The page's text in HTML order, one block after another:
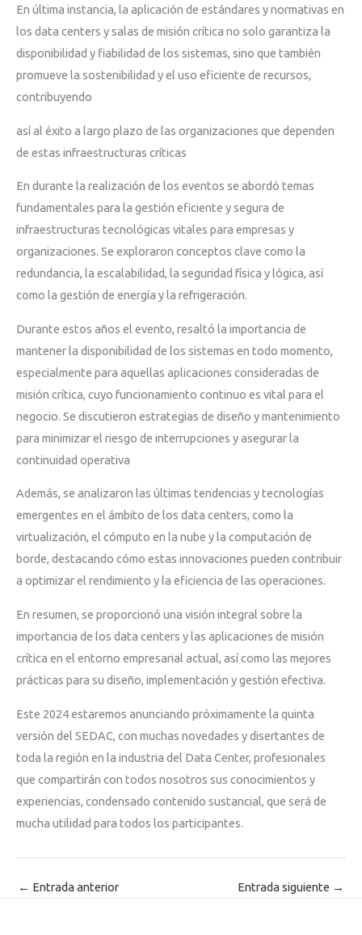
En última instancia, la aplicación de estándares y normativas en
los data centers y salas de misión crítica no solo garantiza la
disponibilidad y fiabilidad de los sistemas, sino que también
promueve la sostenibilidad y el uso eficiente de recursos,
contribuyendo
así al éxito a largo plazo de las organizaciones que dependen
de estas infraestructuras críticas
En durante la realización de los eventos se abordó temas
fundamentales para la gestión eficiente y segura de
infraestructuras tecnológicas vitales para empresas y
organizaciones. Se exploraron conceptos clave como la
redundancia, la escalabilidad, la seguridad física y lógica, así
como la gestión de energía y la refrigeración.
Durante estos años el evento, resaltó la importancia de
mantener la disponibilidad de los sistemas en todo momento,
especialmente para aquellas aplicaciones consideradas de
misión crítica, cuyo funcionamiento continuo es vital para el
negocio. Se discutieron estrategias de diseño y mantenimiento
para minimizar el riesgo de interrupciones y asegurar la
continuidad operativa
Además, se analizaron las últimas tendencias y tecnologías
emergentes en el ámbito de los data centers, como la
virtualización, el cómputo en la nube y la computación de
borde, destacando cómo estas innovaciones pueden contribuir
a optimizar el rendimiento y la eficiencia de las operaciones.
En resumen, se proporcionó una visión integral sobre la
importancia de los data centers y las aplicaciones de misión
crítica en el entorno empresarial actual, así como las mejores
prácticas para su diseño, implementación y gestión efectiva.
Este 2024 estaremos anunciando próximamente la quinta
versión del SEDAC, con muchas novedades y disertantes de
toda la región en la industria del Data Center, profesionales
que compartirán con todos nosotros sus conocimientos y
experiencias, condensado contenido sustancial, que será de
mucha utilidad para todos los participantes.
← Entrada anterior Entrada siguiente →